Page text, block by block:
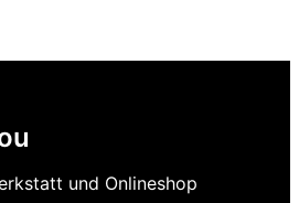
und Onlineshop